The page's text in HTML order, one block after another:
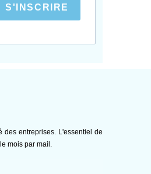
S'INSCRIRE
des entreprises. L'essentiel de
mois par mail.